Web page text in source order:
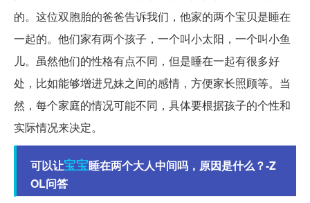
的。这位双胞胎的爸爸告诉我们，他家的两个宝贝是睡在
一起的。他们家有两个孩子，一个叫小太阳，一个叫小鱼
儿。虽然他们的性格有点不同，但是睡在一起有很多好
处，比如能够增进兄妹之间的感情，方便家长照顾等。当
然，每个家庭的情况可能不同，具体要根据孩子的个性和
实际情况来决定。
可以让宝宝睡在两个大人中间吗，原因是什么？-Z
OL问答